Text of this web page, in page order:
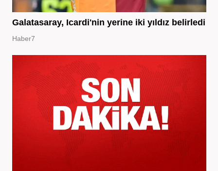
Galatasaray, Icardi'nin yerine iki yıldız belirledi
Haber7